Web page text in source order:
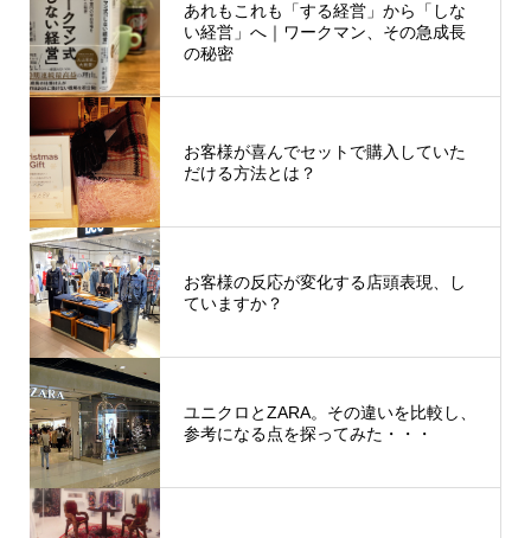
あれもこれも「する経営」から「しな
い経営」へ｜ワークマン、その急成長
の秘密
お客様が喜んでセットで購入していた
だける方法とは？
お客様の反応が変化する店頭表現、し
ていますか？
ユニクロとZARA。その違いを比較し、
参考になる点を探ってみた・・・